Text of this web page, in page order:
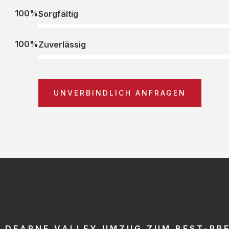
Sorgfältig
100%
Zuverlässig
100%
UNVERBINDLICH ANFRAGEN